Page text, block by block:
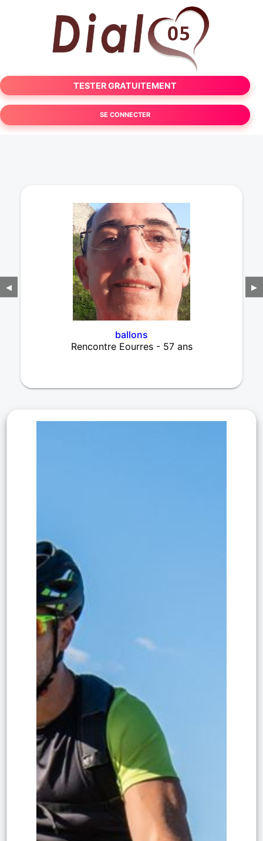
TESTER GRATUITEMENT
SE CONNECTER
◀
ballons
Rencontre Eourres - 57 ans
▶